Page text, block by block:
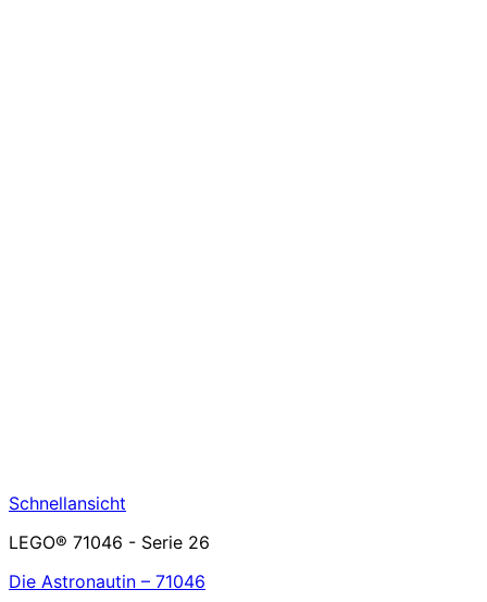
Schnellansicht
LEGO® 71046 - Serie 26
Die Astronautin – 71046